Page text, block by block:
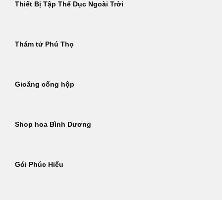
Thiết Bị Tập Thể Dục Ngoài Trời
Thám tử Phú Thọ
Gioăng cống hộp
Shop hoa Bình Dương
Gói Phúc Hiếu